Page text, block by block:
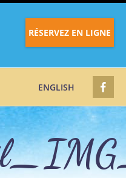
RÉSERVEZ EN LIGNE
ENGLISH